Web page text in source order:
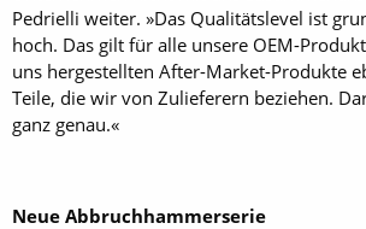
Pedrielli weiter. »Das Qualitätslevel ist
hoch. Das gilt für alle unsere OEM-
uns hergestellten After-Market-Produkte
Teile, die wir von Zulieferern beziehen.
ganz genau.«
Neue Abbruchhammerserie